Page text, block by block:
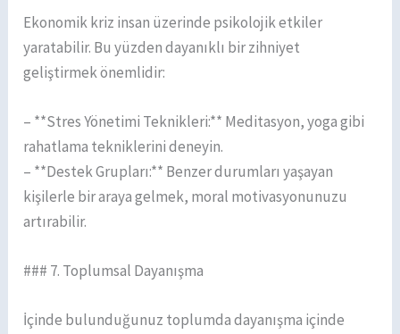
Ekonomik kriz insan üzerinde psikolojik etkiler
yaratabilir. Bu yüzden dayanıklı bir zihniyet
geliştirmek önemlidir:
– **Stres Yönetimi Teknikleri:** Meditasyon, yoga gibi
rahatlama tekniklerini deneyin.
– **Destek Grupları:** Benzer durumları yaşayan
kişilerle bir araya gelmek, moral motivasyonunuzu
artırabilir.
### 7. Toplumsal Dayanışma
İçinde bulunduğunuz toplumda dayanışma içinde